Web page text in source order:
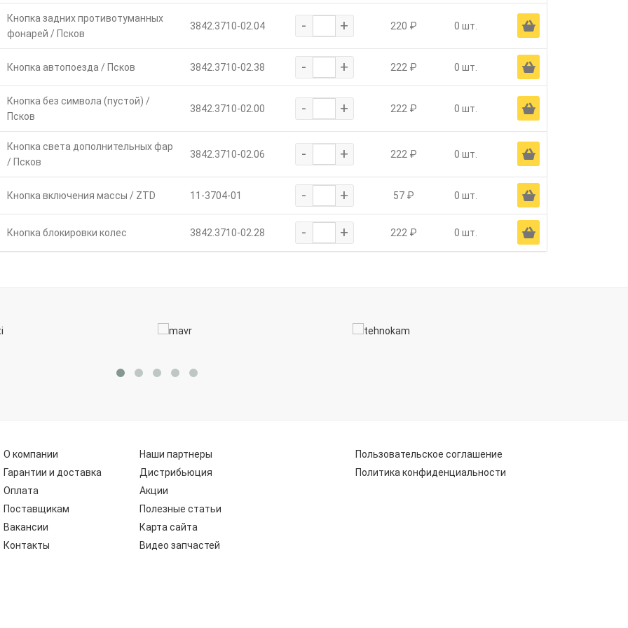
Кнопка задних противотуманных
фонарей / Псков
3842.3710-02.04 - + 220 ₽ 0 шт. Ä
Кнопка автопоезда / Псков 3842.3710-02.38 - + 222 ₽ 0 шт. Ä
Кнопка без символа (пустой) /
Псков
3842.3710-02.00 - + 222 ₽ 0 шт. Ä
Кнопка света дополнительных фар
/ Псков
3842.3710-02.06 - + 222 ₽ 0 шт. Ä
Кнопка включения массы / ZTD 11-3704-01 - + 57 ₽ 0 шт. Ä
Кнопка блокировки колес 3842.3710-02.28 - + 222 ₽ 0 шт. Ä
О компании
Гарантии и доставка
Оплата
Поставщикам
Вакансии
Контакты
Наши партнеры
Дистрибьюция
Акции
Полезные статьи
Карта сайта
Видео запчастей
Пользовательское соглашение
Политика конфиденциальности